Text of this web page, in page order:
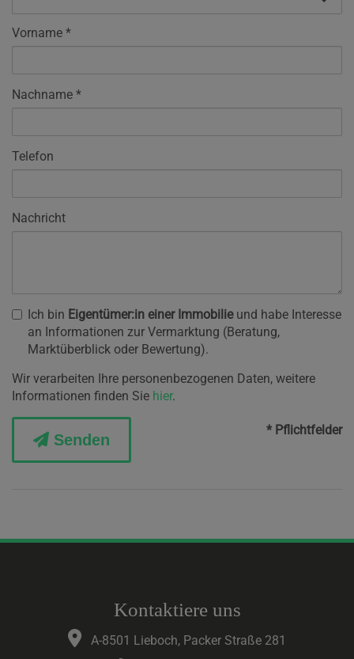
Vorname
Nachname
Telefon
Nachricht
Ich bin Eigentümer:in einer Immobilieund habe Interesse
an Informationen zur Vermarktung (Beratung,
Marktüberblick oder Bewertung).
Wir verarbeiten Ihre personenbezogenen Daten, weitere
Informationen finden Sie hier.
Senden
* Pflichtfelder
Kontaktiere uns
A-8501 Lieboch, Packer Straße 281